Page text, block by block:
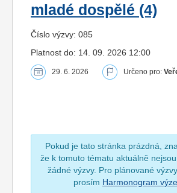
mladé dospělé (4)
Číslo výzvy: 085
Platnost do: 14. 09. 2026 12:00
29. 6. 2026 Určeno pro:
Pokud je tato stránka prázdná,
že k tomuto tématu aktuálně
žádné výzvy. Pro plánované
prosím Harmonogram